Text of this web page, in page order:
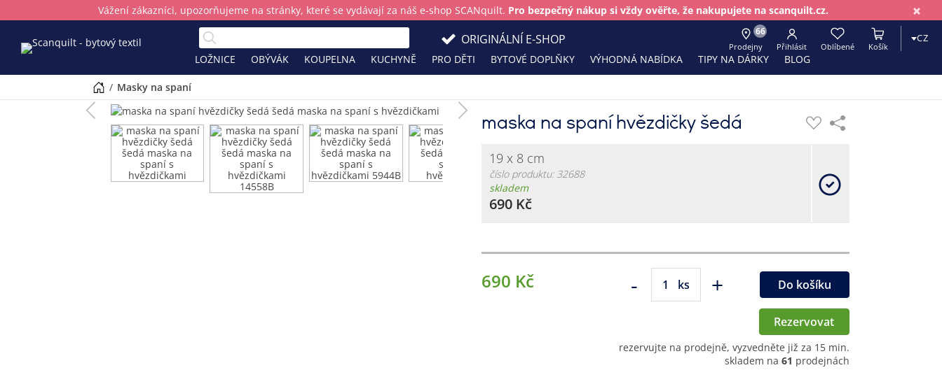
×
Vážení zákazníci, upozorňujeme na stránky, které se vydávají za náš e-shop SCANquilt. Pro bezpečný nákup si vždy ověřte, že nakupujete na scanquilt.cz.
LOŽNICE OBÝVÁK KOUPELNA KUCHYNĚ PRO DĚTI BYTOVÉ DOPLŇKY VÝHODNÁ NABÍDKA TIPY NA DÁRKY BLOG
66
Prodejny Přihlásit Oblíbené Košík
CZ
ORIGINÁLNÍ E-SHOP
/ masky na spaní
maska na spaní hvězdičky šedá
19 x 8 cm
číslo produktu: 32688
skladem
690 Kč
690 Kč - ks + Do košíku
Rezervovat
rezervujte na prodejně, vyzvedněte již za 15 min.
skladem na 61 prodejnách